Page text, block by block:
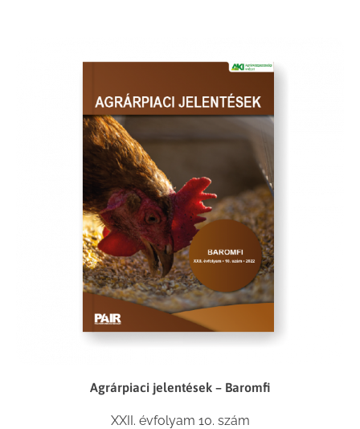
Agrárpiaci jelentések – Baromfi
XXII. évfolyam 10. szám